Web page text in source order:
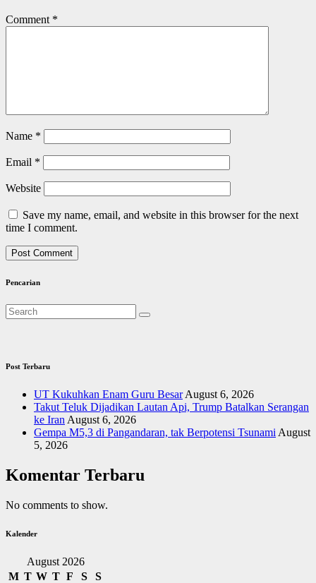
Comment *
Name *
Email *
Website
Save my name, email, and website in this browser for the next
time I comment.
Pencarian
Post Terbaru
UT Kukuhkan Enam Guru Besar August 6, 2026
Takut Teluk Dijadikan Lautan Api, Trump Batalkan Serangan
ke Iran August 6, 2026
Gempa M5,3 di Pangandaran, tak Berpotensi Tsunami August
5, 2026
Komentar Terbaru
No comments to show.
Kalender
August 2026
M T W T F S
S